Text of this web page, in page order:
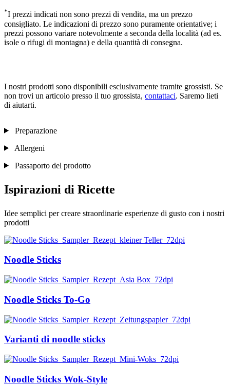
*I prezzi indicati non sono prezzi di vendita, ma un prezzo
consigliato. Le indicazioni di prezzo sono puramente orientative; i
prezzi possono variare notevolmente a seconda della località (ad es.
isole o rifugi di montagna) e della quantità di consegna.
I nostri prodotti sono disponibili esclusivamente tramite grossisti. Se
non trovi un articolo presso il tuo grossista, contattaci. Saremo lieti
di aiutarti.
Preparazione
Allergeni
Passaporto del prodotto
Ispirazioni di Ricette
Idee semplici per creare straordinarie esperienze di gusto con i nostri
prodotti
Noodle Sticks
Noodle Sticks To-Go
Varianti di noodle sticks
Noodle Sticks Wok-Style